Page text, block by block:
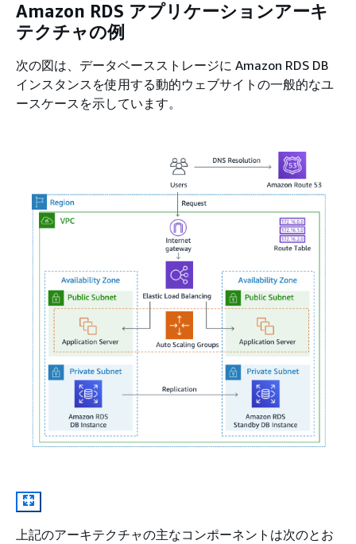
Amazon RDS アプリケーションアーキ
テクチャの例
次の図は、データベースストレージに Amazon RDS DB
インスタンスを使用する動的ウェブサイトの一般的なユ
ースケースを示しています。
上記のアーキテクチャの主なコンポーネントは次のとお